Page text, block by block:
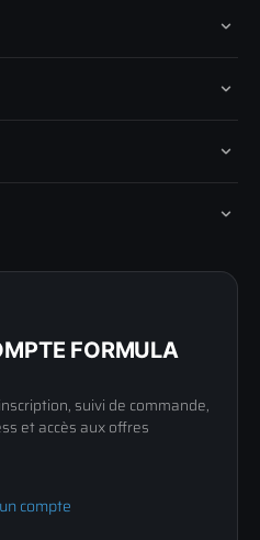
FORMULA
suivi de commande,
et accès aux offres
compte